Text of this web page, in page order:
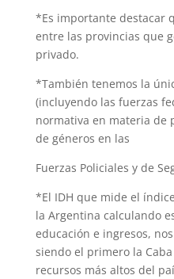
*Es importante destacar
entre las provincias que
privado.
*También tenemos la
(incluyendo las fuerzas
normativa en materia de
de géneros en las
Fuerzas Policiales y de
*El IDH que mide el
la Argentina calculando
educación e ingresos,
siendo el primero la
recursos más altos del